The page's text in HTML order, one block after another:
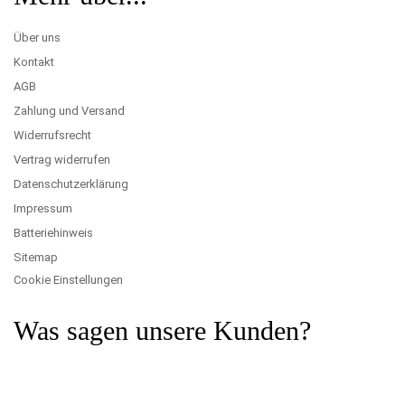
Über uns
Kontakt
AGB
Zahlung und Versand
Widerrufsrecht
Vertrag widerrufen
Datenschutzerklärung
Impressum
Batteriehinweis
Sitemap
Cookie Einstellungen
Was sagen unsere Kunden?